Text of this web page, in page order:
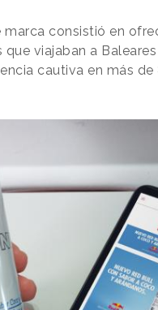
consistió en
viajaban a Baleares
cautiva en más